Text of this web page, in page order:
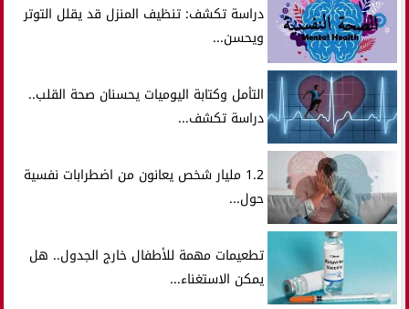
دراسة تكشف: تنظيف المنزل قد يقلل التوتر
ويحسن...
التأمل وكتابة اليوميات يحسنان صحة القلب..
دراسة تكشف...
1.2 مليار شخص يعانون من اضطرابات نفسية
حول...
تطعيمات مهمة للأطفال خارج الجدول.. هل
يمكن الاستغناء...